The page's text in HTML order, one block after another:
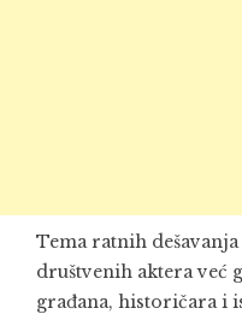
Tema ratnih
društvenih aktera već
građana, historičara i